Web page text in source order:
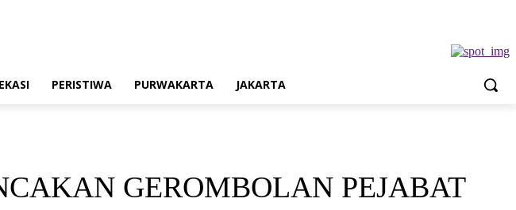
PERISTIWA PURWAKARTA JAKARTA
GEROMBOLAN PEJABAT